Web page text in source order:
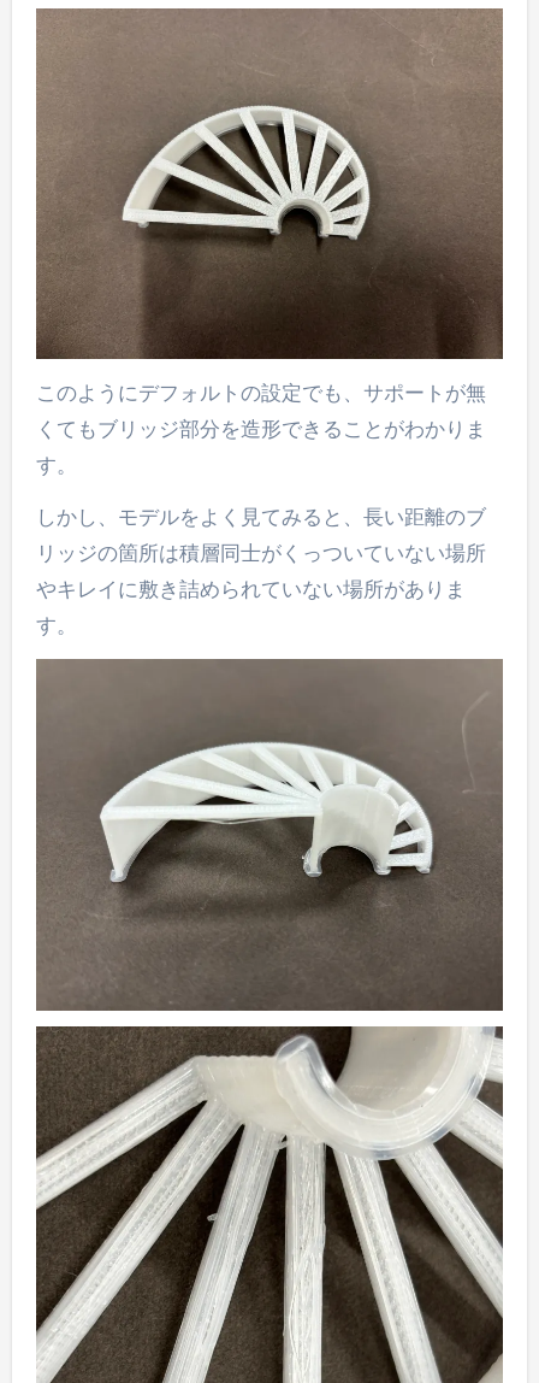
このようにデフォルトの設定でも、サポートが無
くてもブリッジ部分を造形できることがわかりま
す。
しかし、モデルをよく見てみると、長い距離のブ
リッジの箇所は積層同士がくっついていない場所
やキレイに敷き詰められていない場所がありま
す。